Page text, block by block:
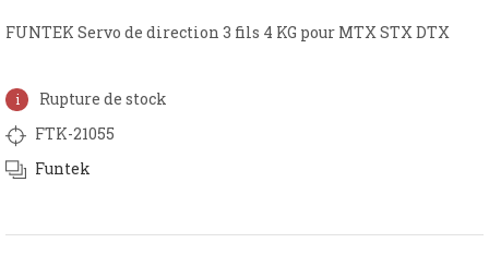
FUNTEK Servo de direction 3 fils 4 KG pour MTX STX DTX
Rupture de stock
FTK-21055
Funtek